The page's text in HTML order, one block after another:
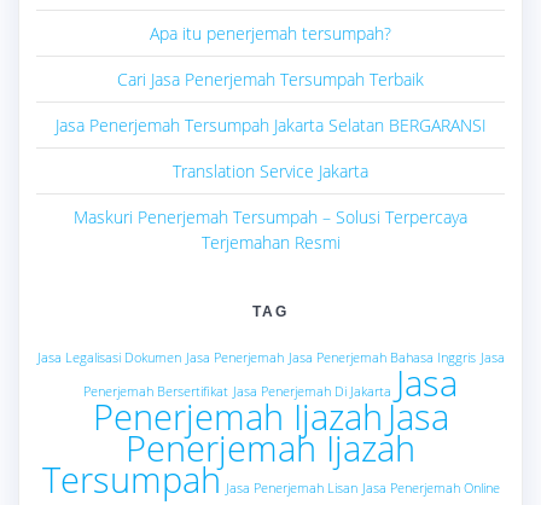
Apa itu penerjemah tersumpah?
Cari Jasa Penerjemah Tersumpah Terbaik
Jasa Penerjemah Tersumpah Jakarta Selatan BERGARANSI
Translation Service Jakarta
Maskuri Penerjemah Tersumpah – Solusi Terpercaya
Terjemahan Resmi
TAG
Jasa Legalisasi Dokumen Jasa Penerjemah Jasa Penerjemah Bahasa Inggris Jasa
Penerjemah Bersertifikat Jasa Penerjemah Di Jakarta Jasa
Penerjemah Ijazah Jasa
Penerjemah Ijazah
Tersumpah Jasa Penerjemah Lisan Jasa Penerjemah Online